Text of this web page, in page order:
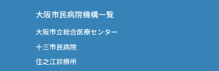
大阪市民病院機構一覧
大阪市立総合医療センター
十三市民病院
住之江診療所